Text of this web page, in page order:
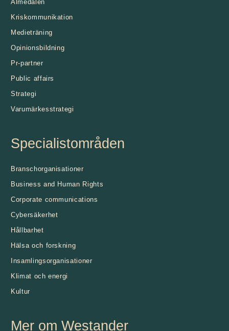
Almedalen
Kris­kommunikation
Medieträning
Opinionsbildning
Pr-partner
Public affairs
Strategi
Varumärkesstrategi
Specialistområden
Branschorganisationer
Business and Human Rights
Corporate communications
Cybersäkerhet
Hållbarhet
Hälsa och forskning
Insamlingsorganisationer
Klimat och energi
Kultur
Mer om Westander